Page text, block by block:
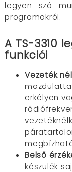
legyen szó
programokról.
A TS-3310
funkciói
Vezeték
erkélyen
Belső
készülék